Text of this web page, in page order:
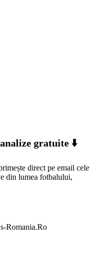
gratuite ⬇️
direct pe email cele
din lumea fotbalului,
Romania.Ro